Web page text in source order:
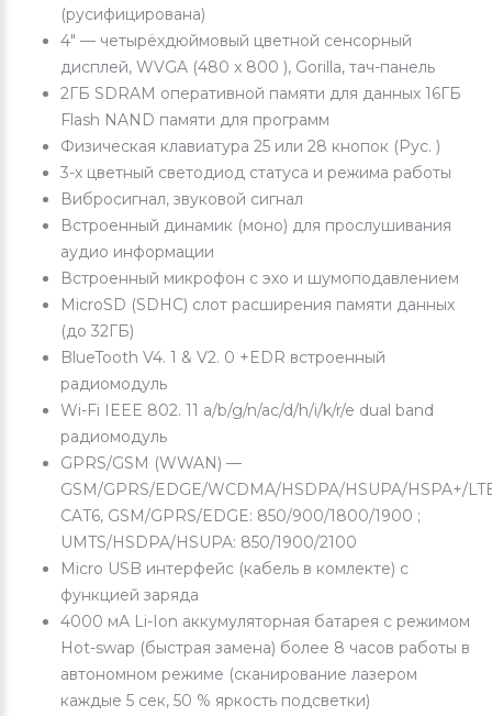
(русифицирована)
4" — четырёхдюймовый цветной сенсорный
дисплей, WVGA (480 x 800 ), Gorilla, тач-панель
2ГБ SDRAM оперативной памяти для данных 16ГБ
Flash NAND памяти для программ
Физическая клавиатура 25 или 28 кнопок (Рус. )
3-х цветный светодиод статуса и режима работы
Вибросигнал, звуковой сигнал
Встроенный динамик (моно) для прослушивания
аудио информации
Встроенный микрофон с эхо и шумоподавлением
MicroSD (SDHC) слот расширения памяти данных
(до 32ГБ)
BlueTooth V4. 1 & V2. 0 +EDR встроенный
радиомодуль
Wi-Fi IEEE 802. 11 a/b/g/n/ac/d/h/i/k/r/e dual band
радиомодуль
GPRS/GSM (WWAN) —
GSM/GPRS/EDGE/WCDMA/HSDPA/HSUPA/HSPA+/
CAT6, GSM/GPRS/EDGE: 850/900/1800/1900 ;
UMTS/HSDPA/HSUPA: 850/1900/2100
Micro USB интерфейс (кабель в комлекте) с
функцией заряда
4000 мА Li-Ion аккумуляторная батарея с режимом
Hot-swap (быстрая замена) более 8 часов работы в
автономном режиме (сканирование лазером
каждые 5 сек, 50 % яркость подсветки)